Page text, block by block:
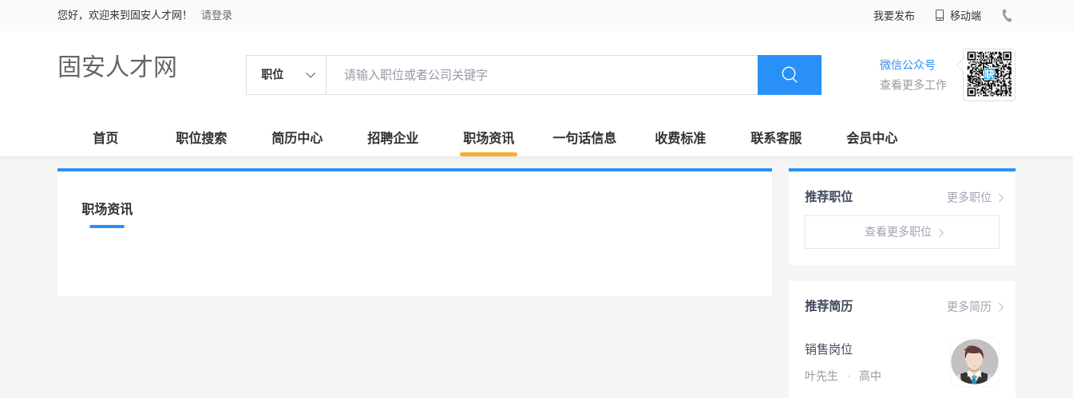
您好，欢迎来到固安人才网！ 请登录 我要发布 移动端
固安人才网 职位
微信公众号
查看更多工作
首页 职位搜索 简历中心 招聘企业 职场资讯 一句话信息 收费标准 联系客服 会员中心
职场资讯
更多职位
推荐职位
查看更多职位
更多简历
推荐简历
销售岗位
叶先生 · 高中